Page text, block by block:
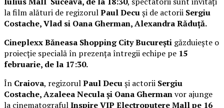
la film alături de regizorulPaul Decuși de actorii Sergiu
Costache, Vlad si Oana Gherman, Alexandra Răduță.
Cineplexx Băneasa Shopping City București găzduiește o
proiecție specială în prezența întregii echipe pe 15
februarie, de la 17:30.
În Craiova, regizorulPaul Decuși actorii Sergiu
Costache, Azaleea Necula și Oana Ghermanvor ajunge
la cinematografulInspire VIP Electroputere Mall pe 16